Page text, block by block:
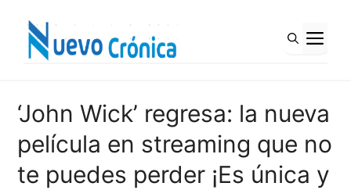
contenido
‘John Wick’ regresa: la nueva
película en streaming que no
te puedes perder ¡Es única y